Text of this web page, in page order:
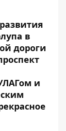
в
дороги
и